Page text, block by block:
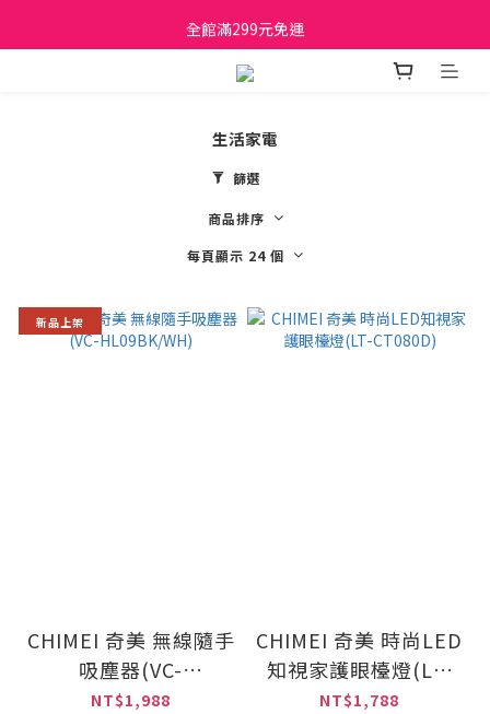
日立家電、國際牌 原廠管制價格 私訊優惠價
全館滿299元免運
日立家電、國際牌 原廠管制價格 私訊優惠價
生活家電
篩選
商品排序
每頁顯示 24 個
新品上架
CHIMEI 奇美 無線隨手
吸塵器(VC-
HL09BK/WH)
NT$1,988
CHIMEI 奇美 時尚LED
知視家護眼檯燈(LT-
CT080D)
NT$1,788